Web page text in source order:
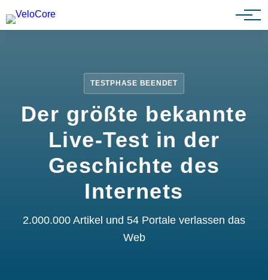
Partnerprogramm
TESTPHASE BEENDET
Der größte bekannte
Live-Test in der
Geschichte des
Internets
2.000.000 Artikel und 54 Portale verlassen das
Web